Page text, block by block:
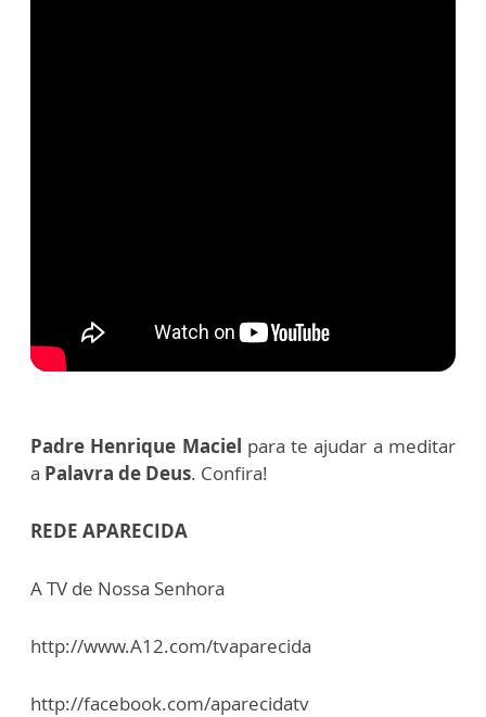
Padre Henrique Maciel para te ajudar a meditar
a Palavra de Deus. Confira!
REDE APARECIDA
A TV de Nossa Senhora
http://www.A12.com/tvaparecida
http://facebook.com/aparecidatv